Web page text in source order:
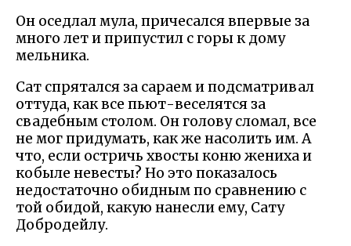
Он оседлал мула, причесался впервые за
много лет и припустил с горы к дому
мельника.
Сат спрятался за сараем и подсматривал
оттуда, как все пьют-веселятся за
свадебным столом. Он голову сломал, все
не мог придумать, как же насолить им. А
что, если остричь хвосты коню жениха и
кобыле невесты? Но это показалось
недостаточно обидным по сравнению с
той обидой, какую нанесли ему, Сату
Добродейлу.